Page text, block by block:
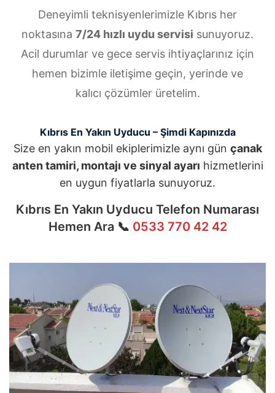
Deneyimli teknisyenlerimizle Kıbrıs her
noktasına 7/24 hızlı uydu servisi sunuyoruz.
Acil durumlar ve gece servis ihtiyaçlarınız için
hemen bizimle iletişime geçin, yerinde ve
kalıcı çözümler üretelim.
Kıbrıs En Yakın Uyducu – Şimdi Kapınızda
Size en yakın mobil ekiplerimizle aynı gün çanak
anten tamiri, montajı ve sinyal ayarı hizmetlerini
en uygun fiyatlarla sunuyoruz.
Kıbrıs En Yakın Uyducu Telefon Numarası
Hemen Ara 📞 0533 770 42 42